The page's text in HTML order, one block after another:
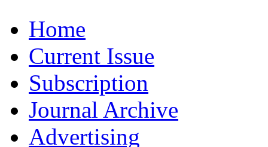
Home
Current Issue
Subscription
Journal Archive
Advertising